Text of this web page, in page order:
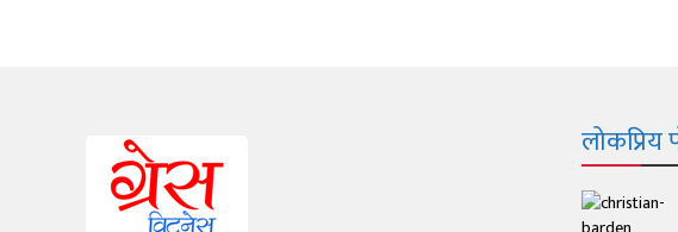
लोकप्रिय